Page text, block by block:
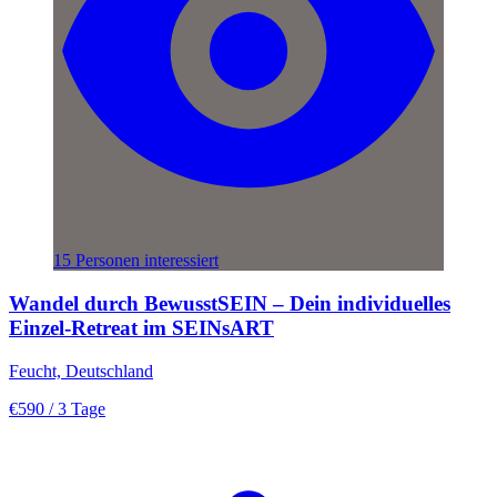
15 Personen interessiert
Wandel durch BewusstSEIN – Dein individuelles
Einzel-Retreat im SEINsART
Feucht, Deutschland
€590 / 3 Tage